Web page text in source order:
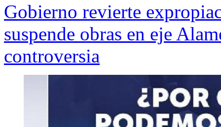
Gobierno revierte
suspende obras en eje
controversia